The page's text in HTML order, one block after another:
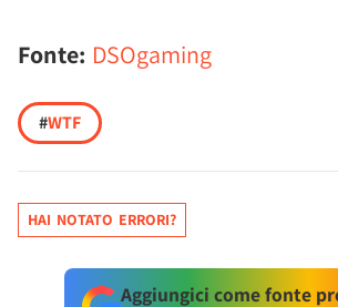
Fonte: DSOgaming
#WTF
HAI NOTATO ERRORI?
Aggiungici come fonte